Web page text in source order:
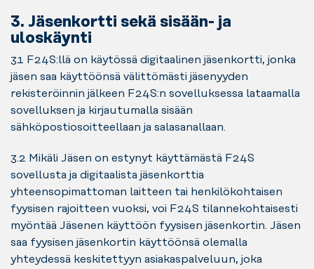
3. Jäsenkortti sekä sisään- ja
uloskäynti
3.1 F24S:llä on käytössä digitaalinen jäsenkortti, jonka
jäsen saa käyttöönsä välittömästi jäsenyyden
rekisteröinnin jälkeen F24S:n sovelluksessa lataamalla
sovelluksen ja kirjautumalla sisään
sähköpostiosoitteellaan ja salasanallaan.
3.2 Mikäli Jäsen on estynyt käyttämästä F24S
sovellusta ja digitaalista jäsenkorttia
yhteensopimattoman laitteen tai henkilökohtaisen
fyysisen rajoitteen vuoksi, voi F24S tilannekohtaisesti
myöntää Jäsenen käyttöön fyysisen jäsenkortin. Jäsen
saa fyysisen jäsenkortin käyttöönsä olemalla
yhteydessä keskitettyyn asiakaspalveluun, joka